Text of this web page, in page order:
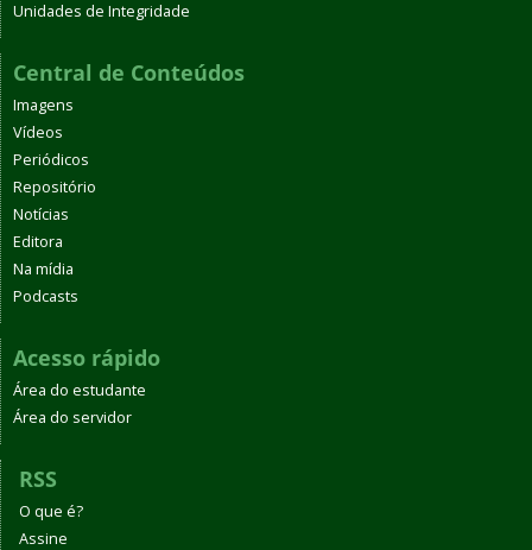
Unidades de Integridade
Central de Conteúdos
Imagens
Vídeos
Periódicos
Repositório
Notícias
Editora
Na mídia
Podcasts
Acesso rápido
Área do estudante
Área do servidor
RSS
O que é?
Assine